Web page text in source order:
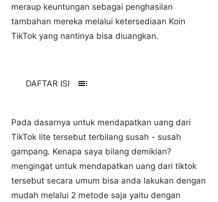
meraup keuntungan sebagai penghasilan
tambahan mereka melalui ketersediaan Koin
TikTok yang nantinya bisa diuangkan.
DAFTAR ISI toc
Pada dasarnya untuk mendapatkan uang dari
TikTok lite tersebut terbilang susah - susah
gampang. Kenapa saya bilang demikian?
mengingat untuk mendapatkan uang dari tiktok
tersebut secara umum bisa anda lakukan dengan
mudah melalui 2 metode saja yaitu dengan